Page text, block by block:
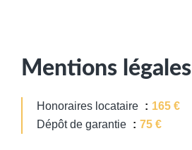
Mentions légales
Honoraires locataire
165 €
Dépôt de garantie
75 €